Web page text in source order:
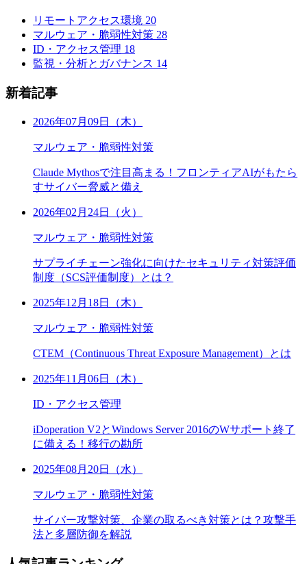
リモートアクセス環境 20
マルウェア・脆弱性対策 28
ID・アクセス管理 18
監視・分析とガバナンス 14
新着記事
2026年07月09日（木）
マルウェア・脆弱性対策
Claude Mythosで注目高まる！フロンティアAIがもたら
すサイバー脅威と備え
2026年02月24日（火）
マルウェア・脆弱性対策
サプライチェーン強化に向けたセキュリティ対策評価
制度（SCS評価制度）とは？
2025年12月18日（木）
マルウェア・脆弱性対策
CTEM（Continuous Threat Exposure Management）とは
2025年11月06日（木）
ID・アクセス管理
iDoperation V2とWindows Server 2016のWサポート終了
に備える！移行の勘所
2025年08月20日（水）
マルウェア・脆弱性対策
サイバー攻撃対策、企業の取るべき対策とは？攻撃手
法と多層防御を解説